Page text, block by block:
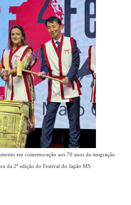
em comemoração aos 70 anos da imigração
edição do Festival do Japão MS